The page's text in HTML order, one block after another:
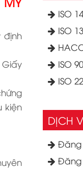
định
kiện
ISO
ISO
ISO
ISO
DỊCH
Đăng
Đăng